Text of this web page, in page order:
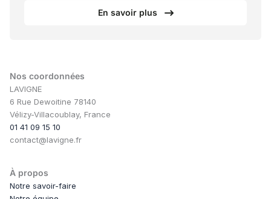
En savoir plus
Nos coordonnées
LAVIGNE
6 Rue Dewoitine 78140
Vélizy-Villacoublay, France
01 41 09 15 10
contact@lavigne.fr
À propos
Notre savoir-faire